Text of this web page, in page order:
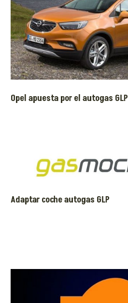
Opel apuesta por el autogas GLP
Adaptar coche autogas GLP